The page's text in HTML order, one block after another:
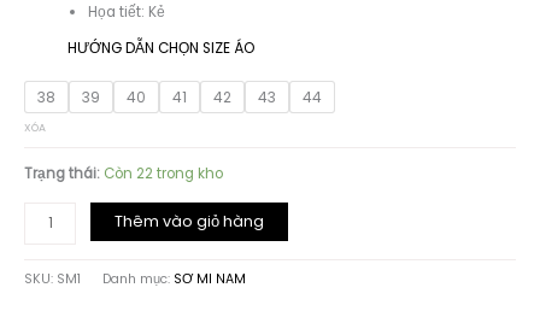
Họa tiết: Kẻ
HƯỚNG DẪN CHỌN SIZE ÁO
38 39 40 41 42 43 44
XÓA
Trạng thái: Còn 22 trong kho
TÍM
Thêm vào giỏ hàng
SKU: SM1 Danh mục: SƠ MI NAM